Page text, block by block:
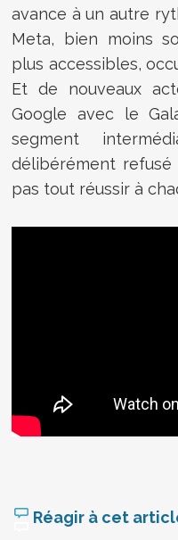
avance à un autre
Meta, bien moins
plus accessibles,
Et de nouveaux
Google avec le
segment
délibérément
pas tout réussir à
Réagir à cet